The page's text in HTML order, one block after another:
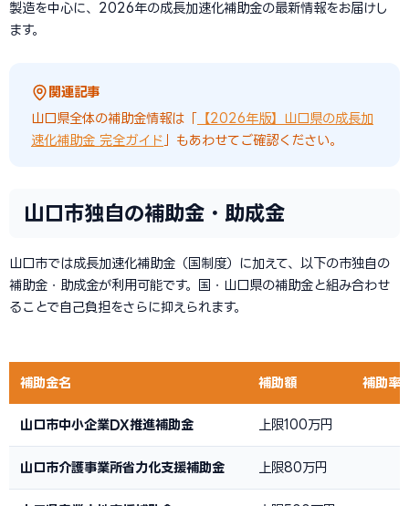
製造を中心に、2026年の成長加速化補助金の最新情報をお届けし
ます。
関連記事
山口県全体の補助金情報は「
【2026年版】山口県の成長加
速化補助金 完全ガイド 」もあわせてご確認ください。
山口市独自の補助金・助成金
山口市では成長加速化補助金（国制度）に加えて、以下の市独自の
補助金・助成金が利用可能です。国・山口県の補助金と組み合わせ
ることで自己負担をさらに抑えられます。
補助金名 補助額 補助率
山口市中小企業DX推進補助金 上限100万円
山口市介護事業所省力化支援補助金 上限80万円